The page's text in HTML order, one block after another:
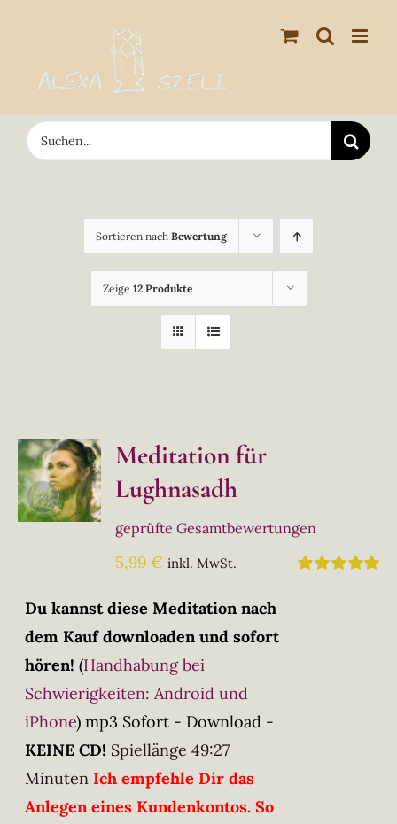
springen
Suche
nach:
Sortieren nach Bewertung
Zeige 12 Produkte
Meditation für
Lughnasadh
geprüfte Gesamtbewertungen
5,99€ inkl. MwSt.
Du kannst diese Meditation nach
dem Kauf downloaden und sofort
hören! (Handhabung bei
Schwierigkeiten: Android und
iPhone) mp3 Sofort - Download -
KEINE CD! Spiellänge 49:27
Minuten Ich empfehle Dir das
Anlegen eines Kundenkontos. So